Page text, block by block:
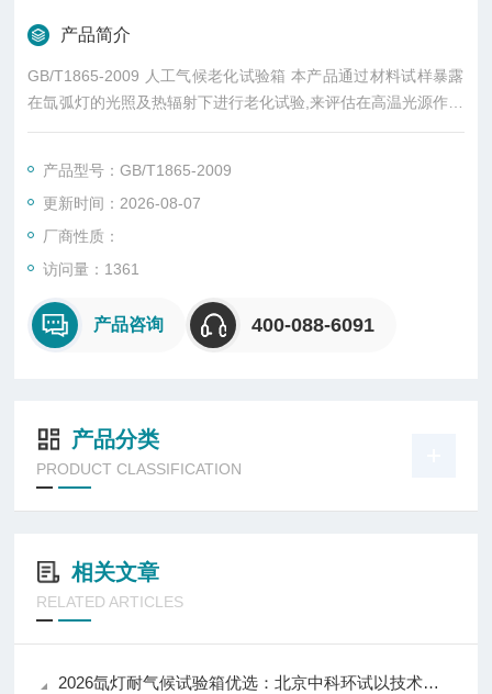
产品简介
GB/T1865-2009 人工气候老化试验箱 本产品通过材料试样暴露
在氙弧灯的光照及热辐射下进行老化试验,来评估在高温光源作用
下某些材料的耐光、耐候性能,主要用于油漆、涂料、橡胶、塑
产品型号：GB/T1865-2009
更新时间：2026-08-07
厂商性质：
访问量：1361
产品咨询 400-088-6091
产品分类
PRODUCT CLASSIFICATION
相关文章
RELATED ARTICLES
2026氙灯耐气候试验箱优选：北京中科环试以技术实力推动行业应用升级